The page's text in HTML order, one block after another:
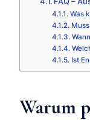
Was
Ist
Warum